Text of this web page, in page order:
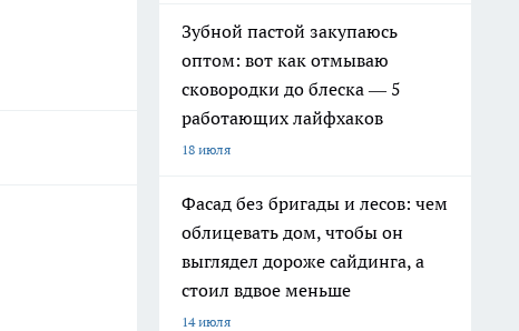
Зубной пастой закупаюсь
оптом: вот как отмываю
сковородки до блеска — 5
работающих лайфхаков
18 июля
Фасад без бригады и лесов: чем
облицевать дом, чтобы он
выглядел дороже сайдинга, а
стоил вдвое меньше
14 июля